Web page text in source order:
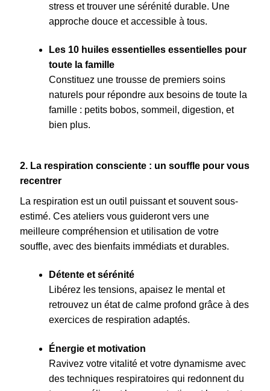
stress et trouver une sérénité durable. Une
approche douce et accessible à tous.
Les 10 huiles essentielles essentielles pour
toute la famille
Constituez une trousse de premiers soins
naturels pour répondre aux besoins de toute la
famille : petits bobos, sommeil, digestion, et
bien plus.
2. La respiration consciente : un souffle pour vous
recentrer
La respiration est un outil puissant et souvent sous-
estimé. Ces ateliers vous guideront vers une
meilleure compréhension et utilisation de votre
souffle, avec des bienfaits immédiats et durables.
Détente et sérénité
Libérez les tensions, apaisez le mental et
retrouvez un état de calme profond grâce à des
exercices de respiration adaptés.
Énergie et motivation
Ravivez votre vitalité et votre dynamisme avec
des techniques respiratoires qui redonnent du